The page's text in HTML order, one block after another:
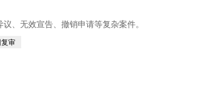
、无效宣告、撤销申请等复杂案件。
审